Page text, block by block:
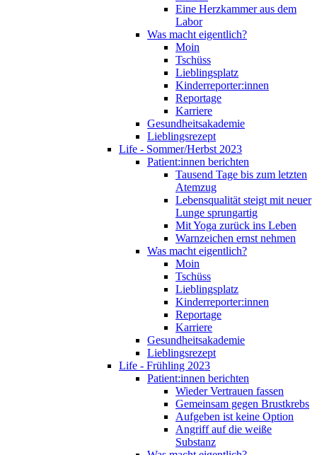
Eine Herzkammer aus dem
Labor
Was macht eigentlich?
Moin
Tschüss
Lieblingsplatz
Kinderreporter:innen
Reportage
Karriere
Gesundheitsakademie
Lieblingsrezept
Life - Sommer/Herbst 2023
Patient:innen berichten
Tausend Tage bis zum letzten
Atemzug
Lebensqualität steigt mit neuer
Lunge sprungartig
Mit Yoga zurück ins Leben
Warnzeichen ernst nehmen
Was macht eigentlich?
Moin
Tschüss
Lieblingsplatz
Kinderreporter:innen
Reportage
Karriere
Gesundheitsakademie
Lieblingsrezept
Life - Frühling 2023
Patient:innen berichten
Wieder Vertrauen fassen
Gemeinsam gegen Brustkrebs
Aufgeben ist keine Option
Angriff auf die weiße
Substanz